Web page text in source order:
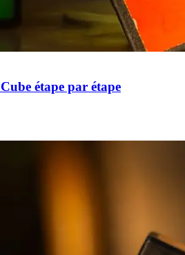
étape par étape